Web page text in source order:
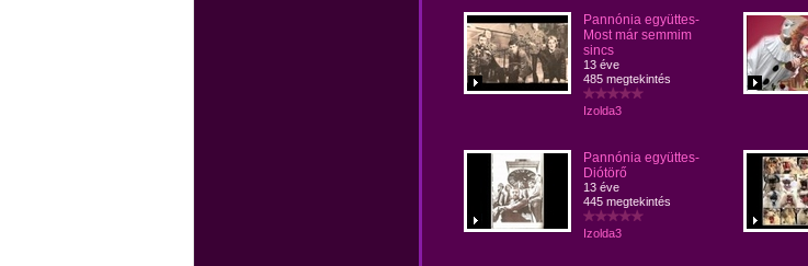
Pannónia együttes-
Most már semmim
sincs
13 éve
485 megtekintés
Izolda3
Pannónia együttes-
Diótörő
13 éve
445 megtekintés
Izolda3